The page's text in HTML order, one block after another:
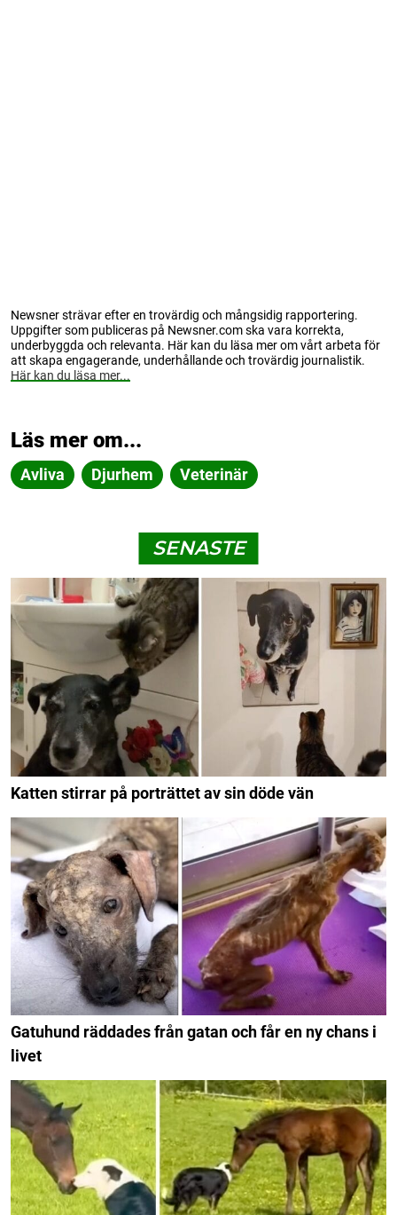
Newsner strävar efter en trovärdig och mångsidig rapportering.
Uppgifter som publiceras på Newsner.com ska vara korrekta,
underbyggda och relevanta. Här kan du läsa mer om vårt arbeta för
att skapa engagerande, underhållande och trovärdig journalistik.
Här kan du läsa mer...
Läs mer om...
Avliva Djurhem Veterinär
SENASTE
Katten stirrar på porträttet av sin döde vän
Gatuhund räddades från gatan och får en ny chans i
livet